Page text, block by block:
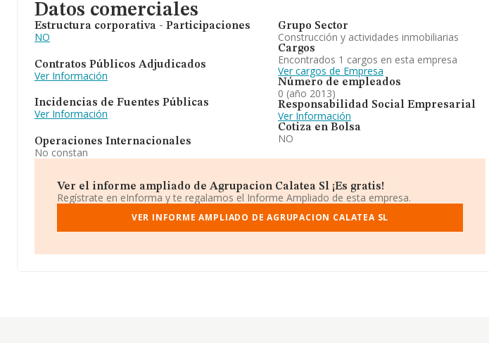
Datos comerciales
Estructura corporativa - Participaciones
NO
Contratos Públicos Adjudicados
Ver Información
Incidencias de Fuentes Públicas
Ver Información
Operaciones Internacionales
No constan
Grupo Sector
Construcción y actividades inmobiliarias
Cargos
Encontrados 1 cargos en esta empresa
Ver cargos de Empresa
Número de empleados
0 (año 2013)
Responsabilidad Social Empresarial
Ver Información
Cotiza en Bolsa
NO
Ver el informe ampliado de Agrupacion Calatea Sl ¡Es gratis!
Regístrate en eInforma y te regalamos el Informe Ampliado de esta empresa.
VER INFORME AMPLIADO DE AGRUPACION CALATEA SL